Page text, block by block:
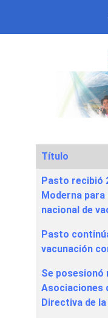
Articles
Título
Pasto recibió
Moderna
nacional de
Pasto
vacunación
Se posesionó
Asociaciones
Directiva de la